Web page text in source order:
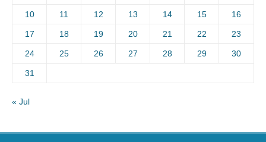
10 11 12 13 14 15 16
17 18 19 20 21 22 23
24 25 26 27 28 29 30
31
« Jul